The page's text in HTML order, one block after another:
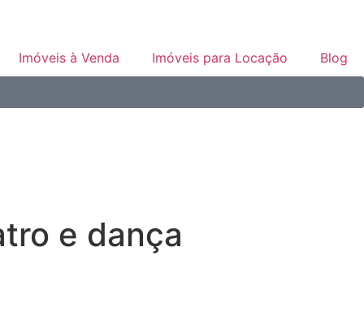
Imóveis à Venda Imóveis para Locação Blog
e dança